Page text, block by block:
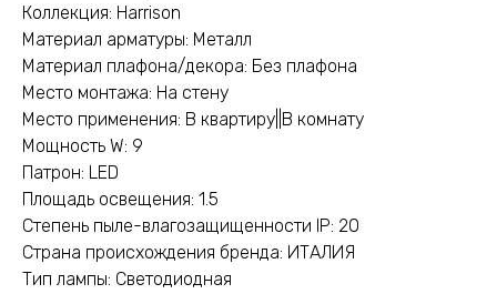
Коллекция: Harrison
Материал арматуры: Металл
Материал плафона/декора: Без плафона
Место монтажа: На стену
Место применения: В квартиру||В комнату
Мощность W: 9
Патрон: LED
Площадь освещения: 1.5
Степень пыле-влагозащищенности IP: 20
Страна происхождения бренда: ИТАЛИЯ
Тип лампы: Светодиодная